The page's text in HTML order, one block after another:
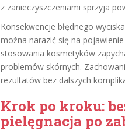
z zanieczyszczeniami sprzyja
Konsekwencje błędnego
można narazić się na
stosowania kosmetyków
problemów skórnych.
rezultatów bez dalszych
Krok po kroku:
pielęgnacja po